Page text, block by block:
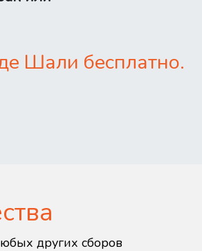
Шали бесплатно.
других сборов